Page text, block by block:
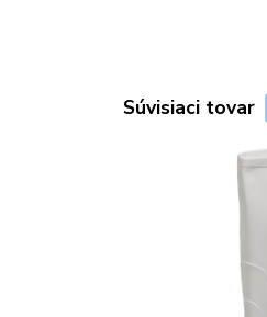
Súvisiaci tovar